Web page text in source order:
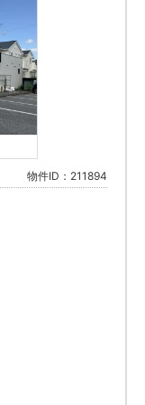
物件ID：211894